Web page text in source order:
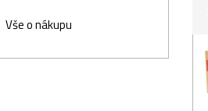
Vše o nákupu